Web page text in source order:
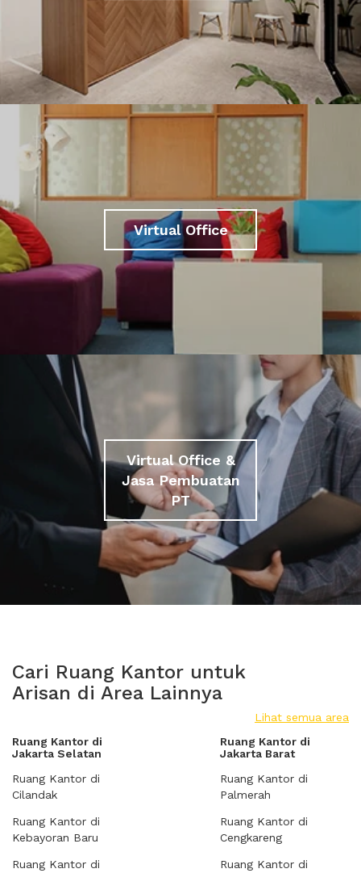
Virtual Office
Virtual Office &
Jasa Pembuatan
PT
Cari Ruang Kantor untuk
Arisan di Area Lainnya
Lihat semua area
Ruang Kantor di
Jakarta Selatan
Ruang Kantor di
Cilandak
Ruang Kantor di
Kebayoran Baru
Ruang Kantor di
Ruang Kantor di
Jakarta Barat
Ruang Kantor di
Palmerah
Ruang Kantor di
Cengkareng
Ruang Kantor di